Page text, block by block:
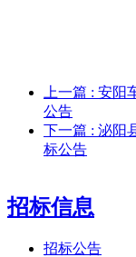
上一篇 : 安阳
公告
下一篇 : 泌阳
标公告
招标信息
招标公告